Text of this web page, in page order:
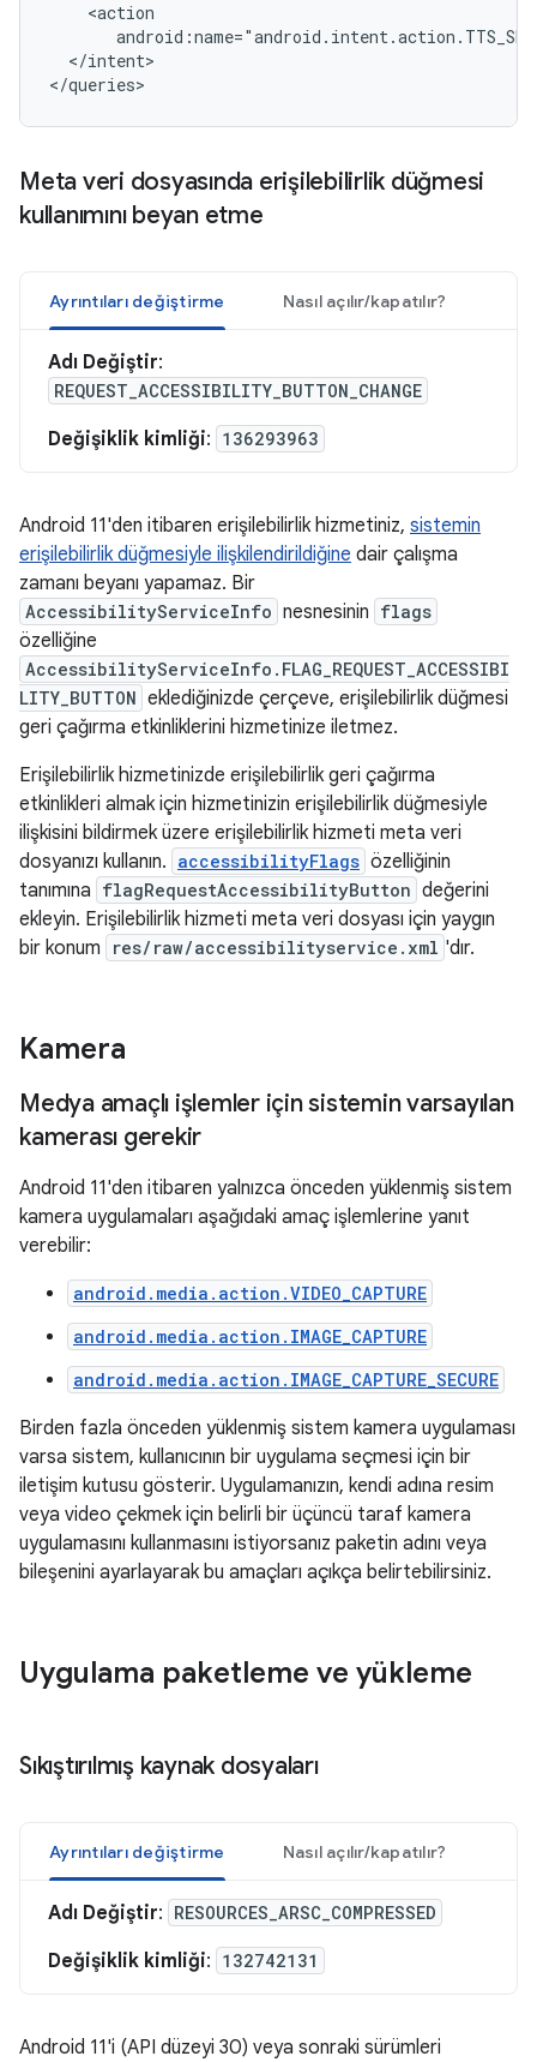
</intent>
</queries>
Meta veri dosyasında erişilebilirlik düğmesi
kullanımını beyan etme
Ayrıntıları değiştirme Nasıl açılır/kapatılır?
Adı Değiştir:
REQUEST_ACCESSIBILITY_BUTTON_CHANGE
Değişiklik kimliği: 136293963
Android 11'den itibaren erişilebilirlik hizmetiniz, sistemin
erişilebilirlik düğmesiyle ilişkilendirildiğine dair çalışma
zamanı beyanı yapamaz. Bir
AccessibilityServiceInfo nesnesinin flags
özelliğine
AccessibilityServiceInfo.FLAG_REQUEST_ACCESSIBI
LITY_BUTTON eklediğinizde çerçeve, erişilebilirlik düğmesi
geri çağırma etkinliklerini hizmetinize iletmez.
Erişilebilirlik hizmetinizde erişilebilirlik geri çağırma
etkinlikleri almak için hizmetinizin erişilebilirlik düğmesiyle
ilişkisini bildirmek üzere erişilebilirlik hizmeti meta veri
dosyanızı kullanın. accessibilityFlags özelliğinin
tanımına flagRequestAccessibilityButton değerini
ekleyin. Erişilebilirlik hizmeti meta veri dosyası için yaygın
bir konum
res/raw/accessibilityservice.xml 'dır.
Kamera
Medya amaçlı işlemler için sistemin varsayılan
kamerası gerekir
Android 11'den itibaren yalnızca önceden yüklenmiş sistem
kamera uygulamaları aşağıdaki amaç işlemlerine yanıt
verebilir:
android.media.action.VIDEO_CAPTURE
android.media.action.IMAGE_CAPTURE
android.media.action.IMAGE_CAPTURE_SECURE
Birden fazla önceden yüklenmiş sistem kamera uygulaması
varsa sistem, kullanıcının bir uygulama seçmesi için bir
iletişim kutusu gösterir. Uygulamanızın, kendi adına resim
veya video çekmek için belirli bir üçüncü taraf kamera
uygulamasını kullanmasını istiyorsanız paketin adını veya
bileşenini ayarlayarak bu amaçları açıkça belirtebilirsiniz.
Uygulama paketleme ve yükleme
Sıkıştırılmış kaynak dosyaları
Ayrıntıları değiştirme Nasıl açılır/kapatılır?
Adı Değiştir: RESOURCES_ARSC_COMPRESSED
Değişiklik kimliği: 132742131
Android 11'i (API düzeyi 30) veya sonraki sürümleri